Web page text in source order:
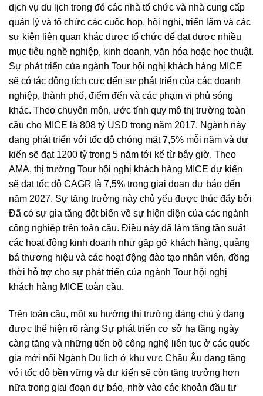
dịch vụ du lịch trong đó các nhà tổ chức và nhà cung cấp
quản lý và tổ chức các cuộc họp, hội nghị, triển lãm và các
sự kiện liên quan khác được tổ chức để đạt được nhiều
mục tiêu nghề nghiệp, kinh doanh, văn hóa hoặc học thuật.
Sự phát triển của ngành Tour hội nghị khách hàng MICE
sẽ có tác động tích cực đến sự phát triển của các doanh
nghiệp, thành phố, điểm đến và các phạm vi phủ sóng
khác. Theo chuyên môn, ước tính quy mô thị trường toàn
cầu cho MICE là 808 tỷ USD trong năm 2017. Ngành này
đang phát triển với tốc độ chóng mặt 7,5% mỗi năm và dự
kiến sẽ đạt 1200 tỷ trong 5 năm tới kể từ bây giờ. Theo
AMA, thị trường Tour hội nghị khách hàng MICE dự kiến
sẽ đạt tốc độ CAGR là 7,5% trong giai đoạn dự báo đến
năm 2027. Sự tăng trưởng này chủ yếu được thúc đẩy bởi
Đã có sự gia tăng đột biến về sự hiện diện của các ngành
công nghiệp trên toàn cầu. Điều này đã làm tăng tần suất
các hoạt động kinh doanh như gặp gỡ khách hàng, quảng
bá thương hiệu và các hoạt động đào tạo nhân viên, đồng
thời hỗ trợ cho sự phát triển của ngành Tour hội nghị
khách hàng MICE toàn cầu.
Trên toàn cầu, một xu hướng thị trường đáng chú ý đang
được thể hiện rõ ràng Sự phát triển cơ sở hạ tầng ngày
càng tăng và những tiến bộ công nghệ liên tục ở các quốc
gia mới nổi Ngành Du lịch ở khu vực Châu Âu đang tăng
với tốc độ bền vững và dự kiến sẽ còn tăng trưởng hơn
nữa trong giai đoạn dự báo, nhờ vào các khoản đầu tư